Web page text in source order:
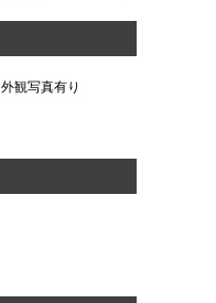
外観写真有り